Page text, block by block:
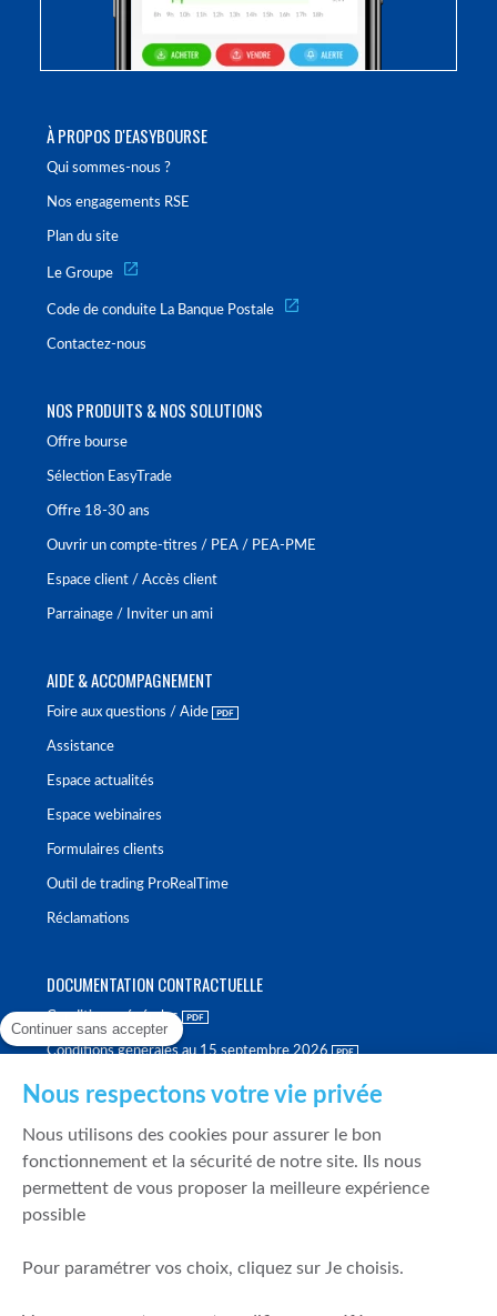
À PROPOS D'EASYBOURSE
Qui sommes-nous ?
Nos engagements RSE
Plan du site
Le Groupe
Code de conduite La Banque Postale
Contactez-nous
NOS PRODUITS & NOS SOLUTIONS
Offre bourse
Sélection EasyTrade
Offre 18-30 ans
Ouvrir un compte-titres / PEA / PEA-PME
Espace client / Accès client
Parrainage / Inviter un ami
AIDE & ACCOMPAGNEMENT
Foire aux questions / Aide
Assistance
Espace actualités
Espace webinaires
Formulaires clients
Outil de trading ProRealTime
Réclamations
DOCUMENTATION CONTRACTUELLE
Conditions générales
Conditions générales au 15 septembre 2026
Politique de meilleure sélection
Politique de durabilité
Fonds de garantie des dépôts et de résolution
Continuer sans accepter
Nous respectons votre vie privée
Nous utilisons des cookies pour assurer le bon
fonctionnement et la sécurité de notre site. Ils nous
permettent de vous proposer la meilleure expérience
possible
Pour paramétrer vos choix, cliquez sur Je choisis.